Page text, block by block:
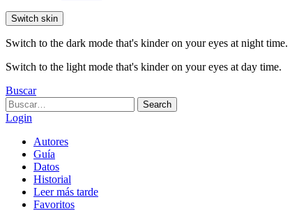
Switch skin
Switch to the dark mode that's kinder on your eyes at night time.
Switch to the light mode that's kinder on your eyes at day time.
Buscar
Search
for:
Search
Login
Autores
Guía
Datos
Historial
Leer más tarde
Favoritos